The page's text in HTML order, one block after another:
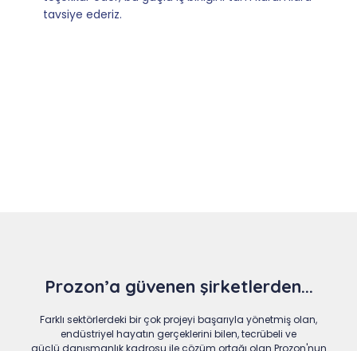
Prozon’a güvenen şirketlerden...
Farklı sektörlerdeki bir çok projeyi başarıyla yönetmiş olan,
endüstriyel hayatın gerçeklerini bilen, tecrübeli ve
güçlü danışmanlık kadrosu ile çözüm ortağı olan Prozon'nun